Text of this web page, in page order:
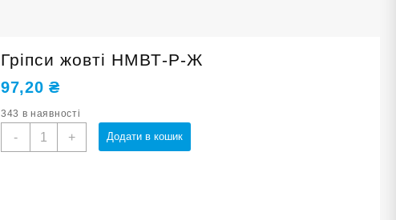
Гріпси жовті НМВТ-Р-Ж
97,20₴
343 в наявності
-
Гріпси
+ Додати в кошик